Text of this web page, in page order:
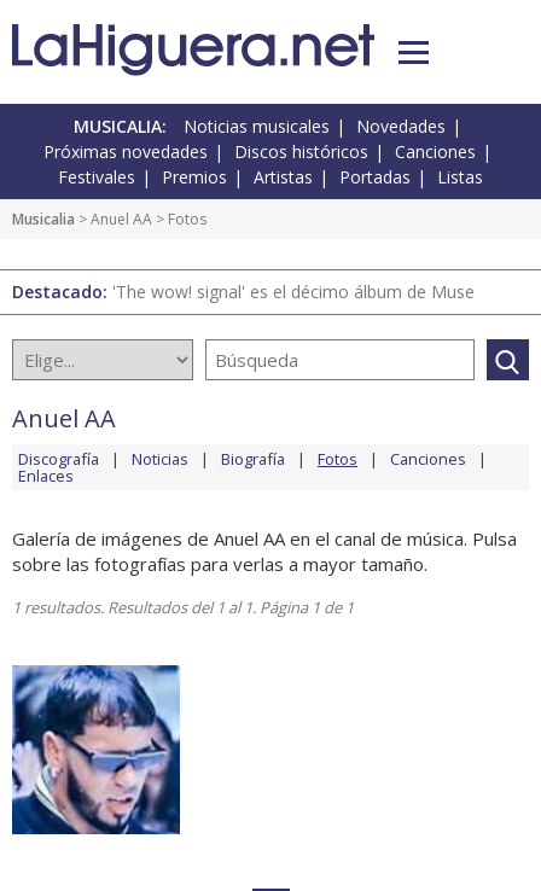
MUSICALIA: Noticias musicales
Novedades
Próximas novedades
Discos históricos
Canciones
Festivales
Premios Artistas Portadas Listas
Musicalia >Anuel AA > Fotos
Destacado: 'The wow! signal' es el décimo álbum de Muse
Anuel AA
Discografía Noticias Biografía Fotos Canciones
Enlaces
Galería de imágenes de Anuel AA en el canal de música. Pulsa
sobre las fotografías para verlas a mayor tamaño.
1 resultados. Resultados del 1 al 1. Página 1 de 1